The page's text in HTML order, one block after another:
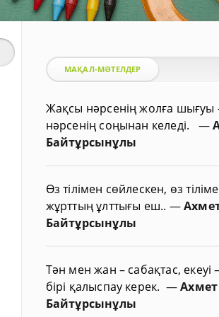
МАҚАЛ-МӘТЕЛДЕР
Жақсы нәрсенің жолға шығуы
нәрсенің соңынан келеді. —
Байтұрсынұлы
Өз тілімен сөйлескен, өз
жұрттың ұлттығы еш.. —
Байтұрсынұлы
Тән мен жан – сабақтас, екеуі
бірі қалыспау керек. —Ахмет
Байтұрсынұлы